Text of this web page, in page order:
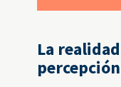
La
percepción